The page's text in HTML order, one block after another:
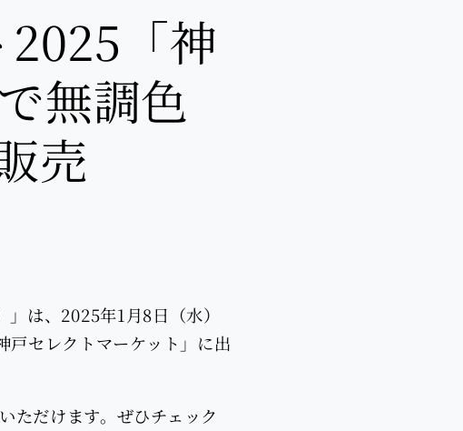
「神
無調色
売
は、2025年1月8日（水）
戸セレクトマーケット」に出
ただけます。ぜひチェック